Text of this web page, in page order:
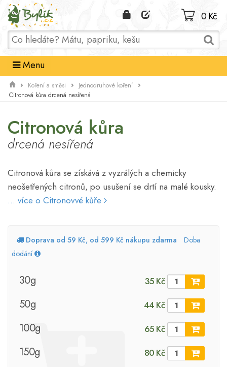
Domů
0 Kč
Menu
Koření a směsi
Jednodruhové koření
Citronová kůra drcená nesířená
Citronová kůra
drcená nesířená
Citronová kůra se získává z vyzrálých a chemicky
neošetřených citronů, po usušení se drtí na malé kousky.
... více o Citronovvé kůře
Doprava od 59 Kč, od 599 Kč nákupu zdarma
Doba
dodání
30g 35 Kč
50g 44 Kč
100g 65 Kč
150g 80 Kč